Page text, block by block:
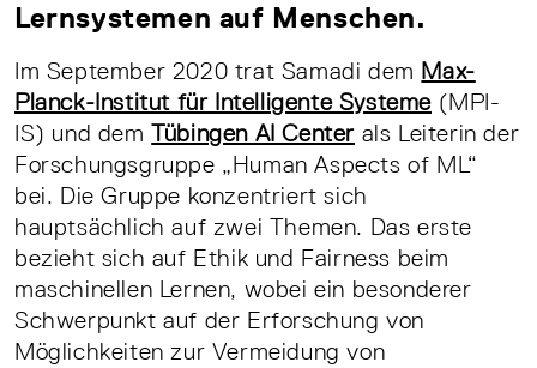
Lernsystemen auf Menschen.
Im September 2020 trat Samadi dem Max-
Planck-Institut für Intelligente Systeme (MPI-
IS) und demTübingen AI Center als Leiterin der
Forschungsgruppe „Human Aspects of ML“
bei. Die Gruppe konzentriert sich
hauptsächlich auf zwei Themen. Das erste
bezieht sich auf Ethik und Fairness beim
maschinellen Lernen, wobei ein besonderer
Schwerpunkt auf der Erforschung von
Möglichkeiten zur Vermeidung von